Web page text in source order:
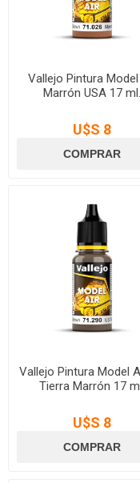
Vallejo Pintura
Marrón USA 17 ml.
U$S 8
Vallejo Pintura Model
Tierra Marrón 17
U$S 8